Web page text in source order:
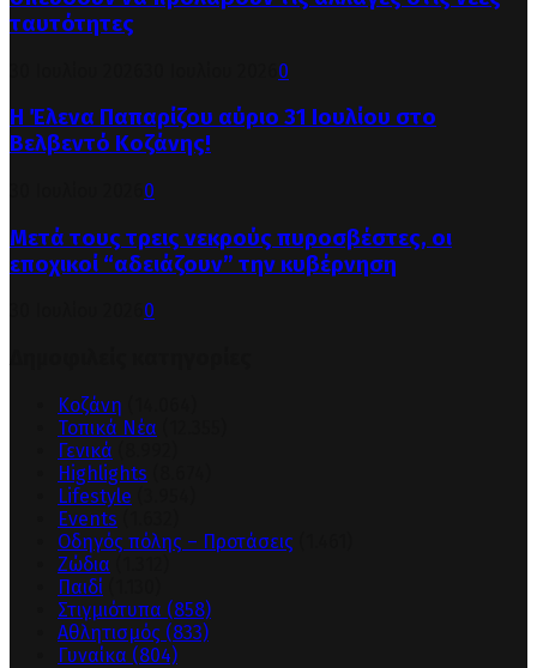
ταυτότητες
0
Η Έλενα Παπαρίζου αύριο 31 Ιουλίου στο
Βελβεντό Κοζάνης!
0
Μετά τους τρεις νεκρούς πυροσβέστες, οι
εποχικοί “αδειάζουν” την κυβέρνηση
0
Κοζάνη
Τοπικά Νέα
Γενικά
Highlights
Lifestyle
Events
Οδηγός πόλης – Προτάσεις
Ζώδια
Παιδί
Στιγμιότυπα (858)
Αθλητισμός (833)
Γυναίκα (804)